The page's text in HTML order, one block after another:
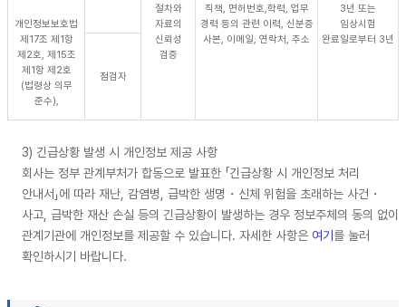
개인정보보호법
제17조 제1항
제2호, 제15조
제1항 제2호
(법령상 의무
준수),
절차와
자료의
신뢰성
검증
직책, 면허번호,학력, 업무
경력 등의 관련 이력, 신분증
사본, 이메일, 연락처, 주소
3년 또는
임상시험
완료일로부터 3년
점검자
3) 긴급상황 발생 시 개인정보 제공 사항
회사는 정부 관계부처가 합동으로 발표한 「긴급상황 시 개인정보 처리
안내서」에 따라 재난, 감염병, 급박한 생명・신체 위험을 초래하는 사건・
사고, 급박한 재산 손실 등의 긴급상황이 발생하는 경우 정보주체의 동의 없이
관계기관에 개인정보를 제공할 수 있습니다. 자세한 사항은 여기 를 눌러
확인하시기 바랍니다.